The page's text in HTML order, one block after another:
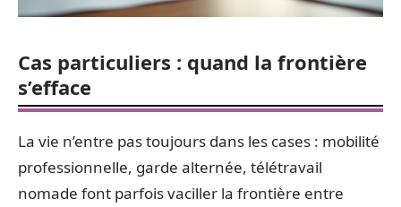
Cas particuliers : quand la frontière
s’efface
La vie n’entre pas toujours dans les cases : mobilité
professionnelle, garde alternée, télétravail
nomade font parfois vaciller la frontière entre